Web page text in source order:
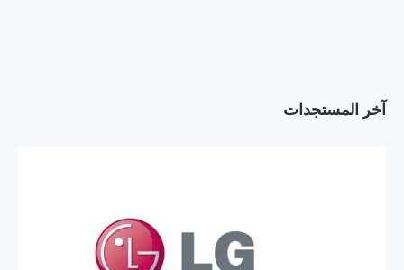
آخر المستجدات